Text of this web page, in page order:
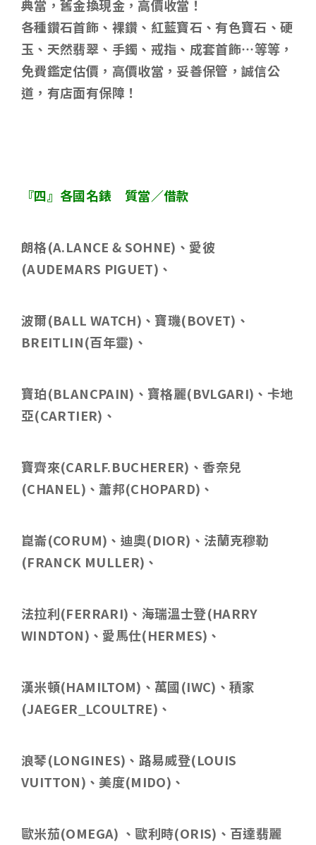
典當，舊金換現金，高價收當！
各種鑽石首飾、裸鑽、紅藍寶石、有色寶石、硬
玉、天然翡翠、手鐲、戒指、成套首飾…等等，
免費鑑定估價，高價收當，妥善保管，誠信公
道，有店面有保障！
『四』各國名錶 質當／借款
朗格(A.LANCE & SOHNE) 、愛彼
(AUDEMARS PIGUET) 、
波爾(BALL WATCH) 、寶璣(BOVET) 、
BREITLIN(百年靈) 、
寶珀(BLANCPAIN) 、寶格麗(BVLGARI) 、卡地
亞(CARTIER) 、
寶齊來(CARLF.BUCHERER) 、香奈兒
(CHANEL) 、蕭邦(CHOPARD) 、
崑崙(CORUM) 、迪奧(DIOR) 、法蘭克穆勒
(FRANCK MULLER) 、
法拉利(FERRARI) 、海瑞溫士登(HARRY
WINDTON) 、愛馬仕(HERMES) 、
漢米頓(HAMILTOM) 、萬國(IWC) 、積家
(JAEGER_LCOULTRE) 、
浪琴(LONGINES) 、路易威登(LOUIS
VUITTON) 、美度(MIDO) 、
歐米茄(OMEGA) 、歐利時(ORIS) 、百達翡麗